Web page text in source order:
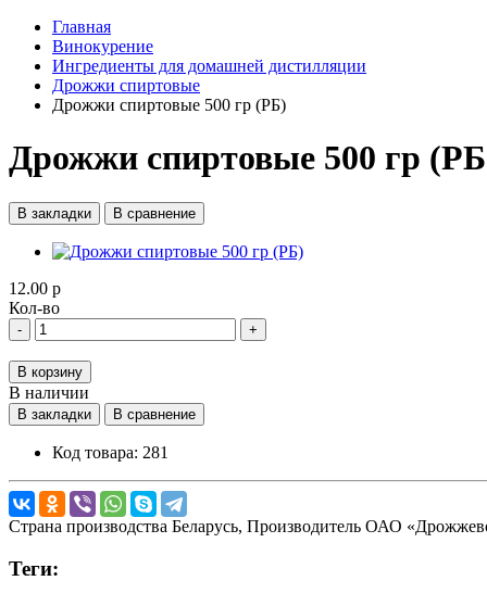
Главная
Винокурение
Ингредиенты для домашней дистилляции
Дрожжи спиртовые
Дрожжи cпиртовые 500 гр (РБ)
Дрожжи cпиртовые 500 гр
В закладки В сравнение
12.00 р
Кол-во
- +
В корзину
В наличии
В закладки В сравнение
Код товара: 281
Страна производства Беларусь, Производитель ОАО
Теги: